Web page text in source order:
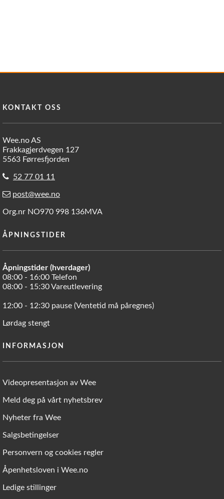
KONTAKT OSS
Wee.no AS
Frakkagjerdvegen 127
5563 Førresfjorden
52 77 01 11
post@wee.no
Org.nr NO970 998 136MVA
ÅPNINGSTIDER
Åpningstider (hverdager)
08:00 - 16:00 Telefon
08:00 - 15:30 Vareutlevering
12:00 - 12:30 pause (Ventetid må påregnes)
Lørdag stengt
INFORMASJON
Videopresentasjon av Wee
Meld deg på vårt nyhetsbrev
Nyheter fra Wee
Salgsbetingelser
Personvern og cookies regler
Åpenhetsloven i Wee.no
Ledige stillinger